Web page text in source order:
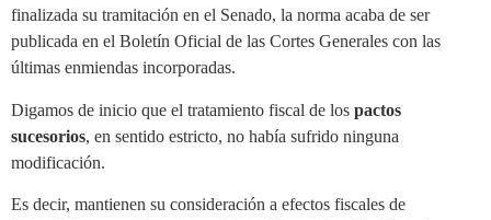
finalizada su tramitación en el Senado, la norma acaba de ser
publicada en el Boletín Oficial de las Cortes Generales con las
últimas enmiendas incorporadas.
Digamos de inicio que el tratamiento fiscal de los pactos
sucesorios, en sentido estricto, no había sufrido ninguna
modificación.
Es decir, mantienen su consideración a efectos fiscales de